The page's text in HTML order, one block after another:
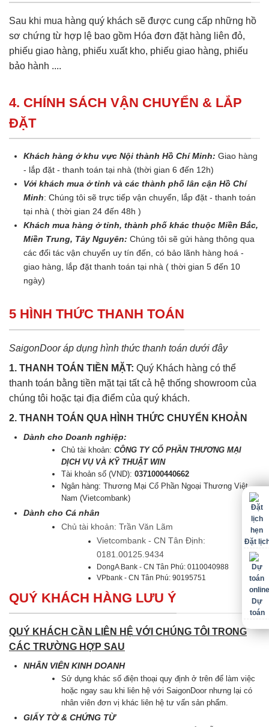
Sau khi mua hàng quý khách sẽ được cung cấp những hồ
sơ chứng từ hợp lệ bao gồm Hóa đơn đặt hàng liên đỏ,
phiếu giao hàng, phiếu xuất kho, phiếu giao hàng, phiếu
bảo hành ....
4. CHÍNH SÁCH VẬN CHUYỂN & LẮP
ĐẶT
Khách hàng ở khu vực Nội thành Hồ Chí Minh: Giao hàng
- lắp đặt - thanh toán tại nhà (thời gian 6 đến 12h)
Với khách mua ở tỉnh và các thành phố lân cận Hồ Chí
Minh: Chúng tôi sẽ trực tiếp vận chuyển, lắp đặt - thanh toán
tại nhà ( thời gian 24 đến 48h )
Khách mua hàng ở tỉnh, thành phố khác thuộc Miền Bắc,
Miền Trung, Tây Nguyên: Chúng tôi sẽ gửi hàng thông qua
các đối tác vận chuyển uy tín đến, có bảo lãnh hàng hoá -
giao hàng, lắp đặt thanh toán tại nhà ( thời gian 5 đến 10
ngày)
5 HÌNH THỨC THANH TOÁN
SaigonDoor áp dụng hình thức thanh toán dưới đây
1. THANH TOÁN TIỀN MẶT: Quý Khách hàng có thể
thanh toán bằng tiền mặt tại tất cả hệ thống showroom của
chúng tôi hoặc tại địa điểm của quý khách.
2. THANH TOÁN QUA HÌNH THỨC CHUYỂN KHOẢN
Dành cho Doanh nghiệp:
Chủ tài khoản:CÔNG TY CỔ PHẦN THƯƠNG MẠI
DỊCH VỤ VÀ KỸ THUẬT WIN
Tài khoản số (VND):0371000440662
Ngân hàng: Thương Mại Cổ Phần Ngoại Thương Việt
Nam (Vietcombank)
Dành cho Cá nhân
Chủ tài khoản: Trần Văn Lãm
Vietcombank - CN Tân Định:
0181.00125.9434
DongA Bank - CN Tân Phú: 0110040988
VPbank - CN Tân Phú: 90195751
QUÝ KHÁCH HÀNG LƯU Ý
QUÝ KHÁCH CẦN LIÊN HỆ VỚI CHÚNG TÔI TRONG
CÁC TRƯỜNG HỢP SAU
NHÂN VIÊN KINH DOANH
Sử dụng khác số điện thoại quy định ở trên để làm việc
hoặc ngay sau khi liên hệ với SaigonDoor nhưng lại có
nhân viên đơn vị khác liên hệ tư vấn sản phẩm.
GIẤY TỜ & CHỨNG TỪ
Đặt
Dự
toán